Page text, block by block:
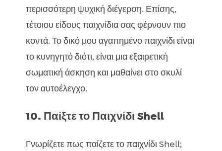
περισσότερη ψυχική διέγερση. Επίσης,
τέτοιου είδους παιχνίδια σας φέρνουν πιο
κοντά. Το δικό μου αγαπημένο παιχνίδι είναι
το κυνηγητό διότι, είναι μια εξαιρετική
σωματική άσκηση και μαθαίνει στο σκυλί
τον αυτοέλεγχο.
10. Παίξτε το Παιχνίδι Shell
Γνωρίζετε πως παίζετε το παιχνίδι Shell;